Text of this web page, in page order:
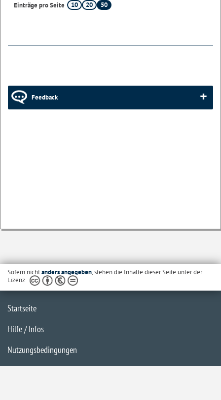
Einträge pro Seite
10 20 50
Feedback
Sofern nichtanders angegeben, stehen die Inhalte dieser Seite unter der
Lizenz
Startseite
Hilfe / Infos
Nutzungsbedingungen